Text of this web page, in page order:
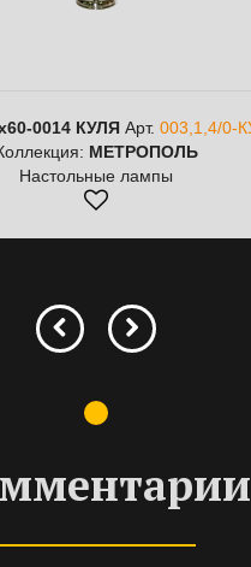
0014 КУЛЯАрт. 003,1,4/0-
МЕТРОПОЛЬ
Настольные лампы